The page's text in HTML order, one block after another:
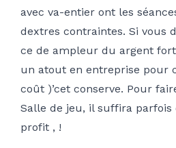
avec va-entier ont les
dextres contraintes. Si vous
ce de ampleur du argent
un atout en entreprise pour
coût )’cet conserve. Pour
Salle de jeu, il suffira parfois
profit , !